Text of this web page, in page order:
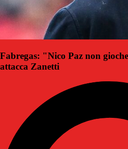
Fabregas: "Nico Paz non
attacca Zanetti